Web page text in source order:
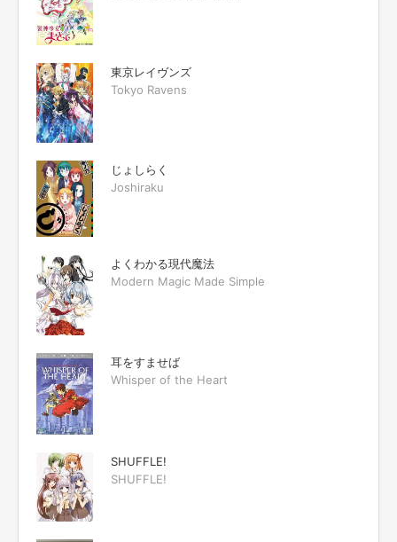
東京レイヴンズ
Tokyo Ravens
じょしらく
Joshiraku
よくわかる現代魔法
Modern Magic Made Simple
耳をすませば
Whisper of the Heart
SHUFFLE!
SHUFFLE!